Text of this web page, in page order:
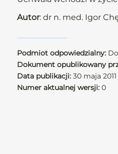
Autor: dr n. med. Igor
Podmiot odpowiedzialny:
Dokument opublikowany
Data publikacji: 30 maja 2011
Numer aktualnej wersji: 0